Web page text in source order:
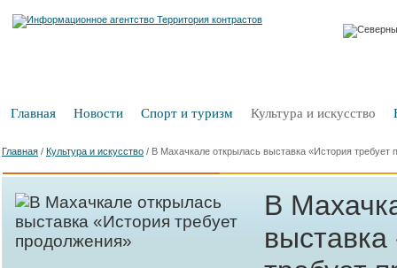
Главная Новости Спорт и туризм Культура и искусство
Главная / Культура и искусство / В Махачкале открылась выставка «История требует
В